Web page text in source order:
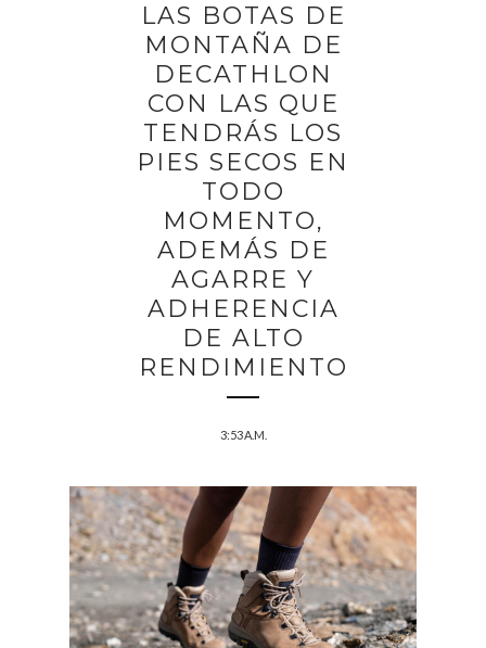
LAS BOTAS DE
MONTAÑA DE
DECATHLON
CON LAS QUE
TENDRÁS LOS
PIES SECOS EN
TODO
MOMENTO,
ADEMÁS DE
AGARRE Y
ADHERENCIA
DE ALTO
RENDIMIENTO
3:53 A.M.